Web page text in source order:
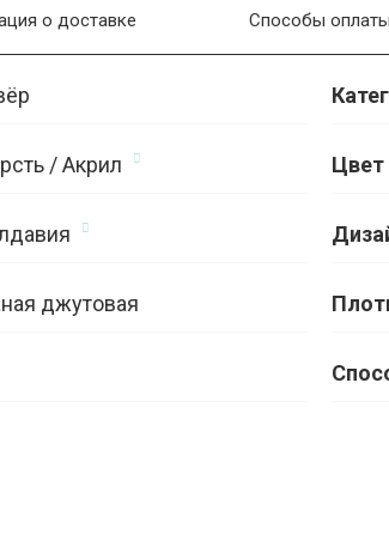
/ Акрил Цвет
джутовая
о доставке Способы оплаты